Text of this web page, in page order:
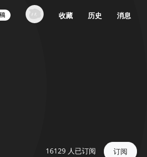
收藏 历史 消息
16129 人已订阅 订阅